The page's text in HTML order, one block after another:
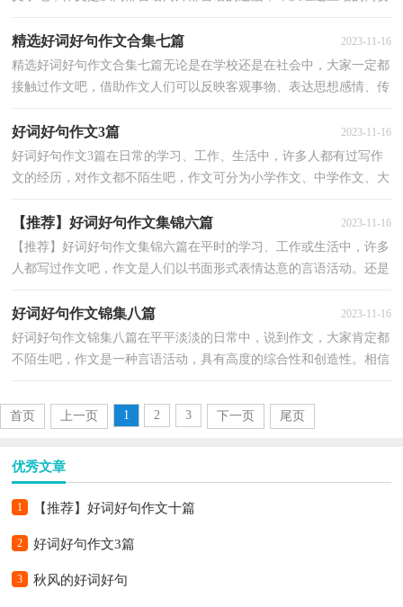
精选好词好句作文合集七篇 2023-11-16
精选好词好句作文合集七篇无论是在学校还是在社会中，大家一定都
接触过作文吧，借助作文人们可以反映客观事物、表达思想感情、传
好词好句作文3篇 2023-11-16
好词好句作文3篇在日常的学习、工作、生活中，许多人都有过写作
文的经历，对作文都不陌生吧，作文可分为小学作文、中学作文、大
【推荐】好词好句作文集锦六篇 2023-11-16
【推荐】好词好句作文集锦六篇在平时的学习、工作或生活中，许多
人都写过作文吧，作文是人们以书面形式表情达意的言语活动。还是
好词好句作文锦集八篇 2023-11-16
好词好句作文锦集八篇在平平淡淡的日常中，说到作文，大家肯定都
不陌生吧，作文是一种言语活动，具有高度的综合性和创造性。相信
首页 上一页 1 2 3 下一页 尾页
优秀文章
1 【推荐】好词好句作文十篇
2 好词好句作文3篇
3 秋风的好词好句